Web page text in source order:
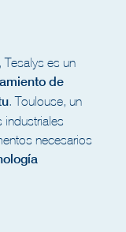
Tesalys es un
de
. Toulouse, un
industriales
necesarios